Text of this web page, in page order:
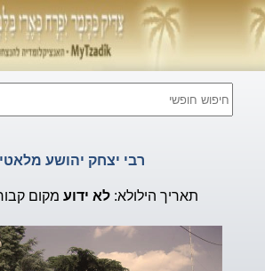
רבי יצחק יהושע
תאריך הילולא:לא ידוע מקום